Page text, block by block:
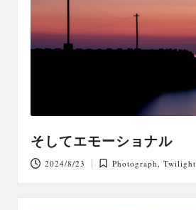
そしてエモーショナル
2024/8/23
Posted
Photograph ,Twilight